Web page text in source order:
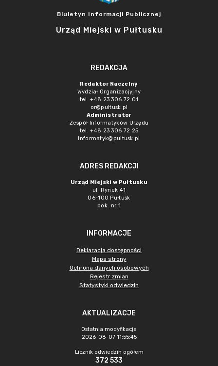
Biuletyn Informacji Publicznej
Urząd Miejski w Pułtusku
REDAKCJA
Redaktor Naczelny
Wydział Organizacjyjny
tel. +48 23 306 72 01
or@pultusk.pl
Administrator
Zespół Informatyków Urzędu
tel. +48 23 306 72 25
informatyk@pultusk.pl
ADRES REDAKCJI
Urząd Miejski w Pułtusku
ul. Rynek 41
06-100 Pułtusk
pok. nr 1
INFORMACJE
Deklaracja dostępności
Mapa strony
Ochrona danych osobowych
Rejestr zmian
Statystyki odwiedzin
AKTUALIZACJE
Ostatnia modyfikacja
2026-08-07 11:55:45
Licznik odwiedzin ogółem
372 533